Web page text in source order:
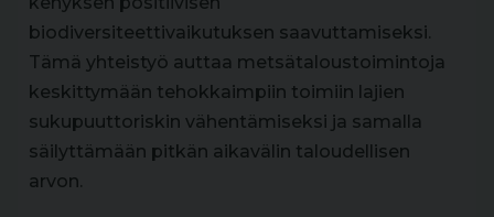
biodiversiteettivaikutuksen saavuttamiseksi.
Tämä yhteistyö auttaa metsätaloustoimintoja
keskittymään tehokkaimpiin toimiin lajien
sukupuuttoriskin vähentämiseksi ja samalla
säilyttämään pitkän aikavälin taloudellisen
arvon.